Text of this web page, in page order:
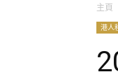
主頁
港人